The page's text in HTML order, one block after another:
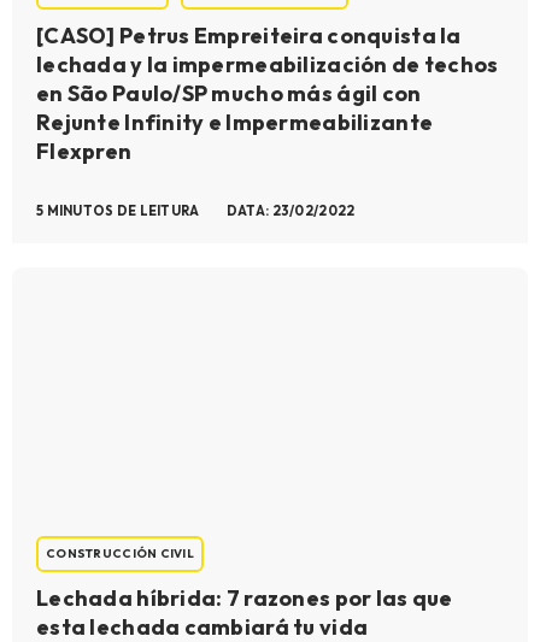
[CASO] Petrus Empreiteira conquista la
lechada y la impermeabilización de techos
en São Paulo/SP mucho más ágil con
Rejunte Infinity e Impermeabilizante
Flexpren
5 MINUTOS DE LEITURA DATA: 23/02/2022
CONSTRUCCIÓN CIVIL
Lechada híbrida: 7 razones por las que
esta lechada cambiará tu vida